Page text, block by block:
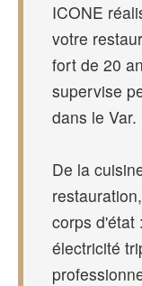
ICONE
votre
fort de 20
supervise
dans le Var.
De la
corps d'état
électricité